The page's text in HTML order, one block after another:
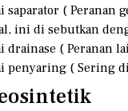
saparator (
ini di sebutkan
drainase ( Peranan
penyaring ( Sering